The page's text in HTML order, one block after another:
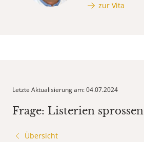
zur Vita
Letzte Aktualisierung am: 04.07.2024
Frage: Listerien sprossen
Übersicht